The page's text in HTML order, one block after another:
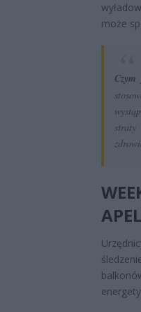
może